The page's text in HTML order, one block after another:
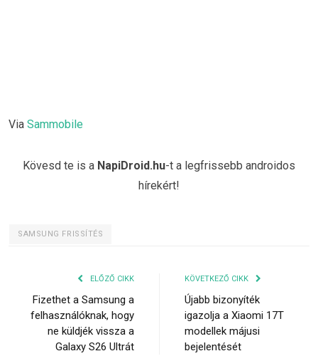
Via Sammobile
Kövesd te is a NapiDroid.hu-t a legfrissebb androidos
hírekért!
SAMSUNG FRISSÍTÉS
ELŐZŐ CIKK
Fizethet a Samsung a
felhasználóknak, hogy
ne küldjék vissza a
Galaxy S26 Ultrát
KÖVETKEZŐ CIKK
Újabb bizonyíték
igazolja a Xiaomi 17T
modellek májusi
bejelentését